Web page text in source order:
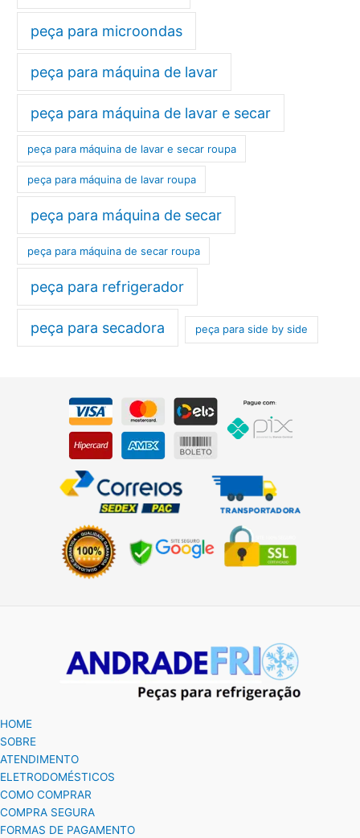
peça para microondas
peça para máquina de lavar
peça para máquina de lavar e secar
peça para máquina de lavar e secar roupa
peça para máquina de lavar roupa
peça para máquina de secar
peça para máquina de secar roupa
peça para refrigerador
peça para secadora peça para side by side
HOME
SOBRE
ATENDIMENTO
ELETRODOMÉSTICOS
COMO COMPRAR
COMPRA SEGURA
FORMAS DE PAGAMENTO